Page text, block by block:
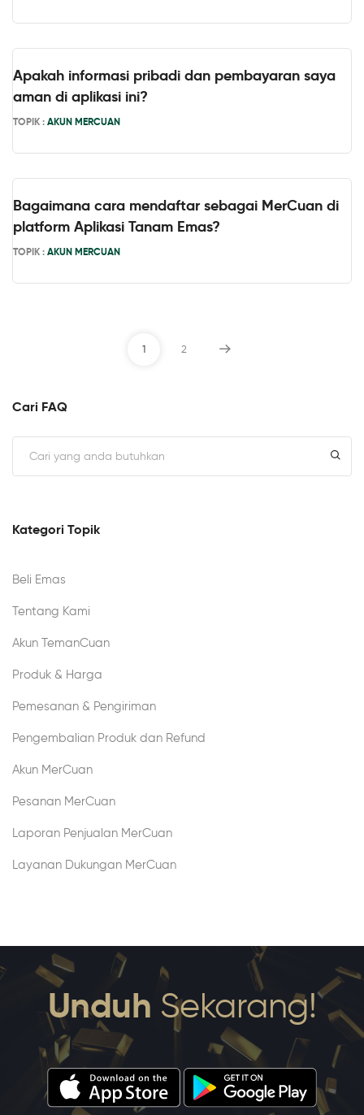
Apakah informasi pribadi dan pembayaran saya
aman di aplikasi ini?
TOPIK : AKUN MERCUAN
Bagaimana cara mendaftar sebagai MerCuan di
platform Aplikasi Tanam Emas?
TOPIK : AKUN MERCUAN
1 2
Cari FAQ
Kategori Topik
Beli Emas
Tentang Kami
Akun TemanCuan
Produk & Harga
Pemesanan & Pengiriman
Pengembalian Produk dan Refund
Akun MerCuan
Pesanan MerCuan
Laporan Penjualan MerCuan
Layanan Dukungan MerCuan
Unduh Sekarang!